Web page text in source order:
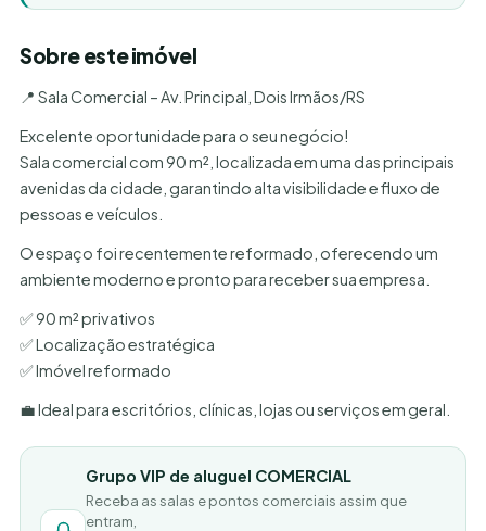
Sobre este imóvel
📍 Sala Comercial – Av. Principal, Dois Irmãos/RS
Excelente oportunidade para o seu negócio!
Sala comercial com 90 m², localizada em uma das principais
avenidas da cidade, garantindo alta visibilidade e fluxo de
pessoas e veículos.
O espaço foi recentemente reformado, oferecendo um
ambiente moderno e pronto para receber sua empresa.
✅ 90 m² privativos
✅ Localização estratégica
✅ Imóvel reformado
💼 Ideal para escritórios, clínicas, lojas ou serviços em geral.
Grupo VIP de aluguel COMERCIAL
Receba as salas e pontos comerciais assim que
entram,